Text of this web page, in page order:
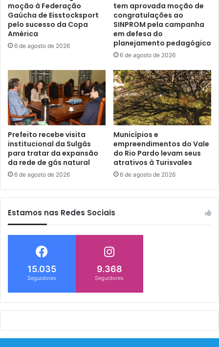
moção à Federação
Gaúcha de Eisstocksport
pelo sucesso da Copa
América
6 de agosto de 2026
tem aprovada moção de
congratulações ao
SINPROM pela campanha
em defesa do
planejamento pedagógico
6 de agosto de 2026
Prefeito recebe visita
institucional da Sulgás
para tratar da expansão
da rede de gás natural
6 de agosto de 2026
Municípios e
empreendimentos do Vale
do Rio Pardo levam seus
atrativos à Turisvales
6 de agosto de 2026
Estamos nas Redes Sociais
15.035
Seguidores
9.368
Seguidores